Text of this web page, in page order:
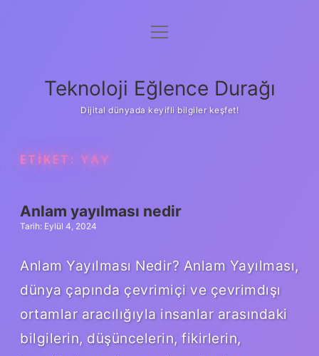
Anasayfa
Yasal Uyarı
menüyü
Teknoloji Eğlence Durağı
Dijital dünyada keyifli bilgiler keşfet!
ETIKET: YAY
Anlam yayılması nedir
Tarih: Eylül 4, 2024
Anlam Yayılması Nedir? Anlam Yayılması,
dünya çapında çevrimiçi ve çevrimdışı
ortamlar aracılığıyla insanlar arasındaki
bilgilerin, düşüncelerin, fikirlerin,